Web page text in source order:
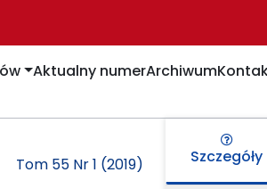
Aktualny numerArchiwum
Tom 55 Nr 1 (2019) Szczegóły